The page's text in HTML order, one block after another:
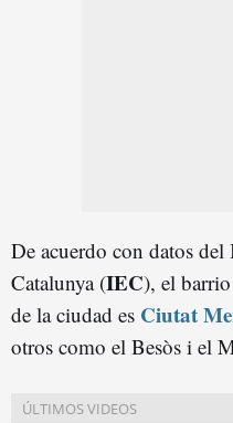
De acuerdo con datos
Catalunya (IEC), el
de la ciudad es Ciutat
otros como el Besòs i el